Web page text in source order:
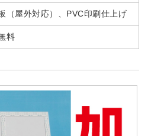
（屋外対応）、PVC印刷仕上げ
料